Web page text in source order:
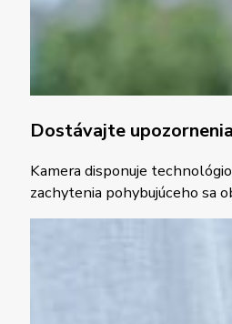
Dostávajte
Kamera disponuje
zachytenia pohybujúceho sa